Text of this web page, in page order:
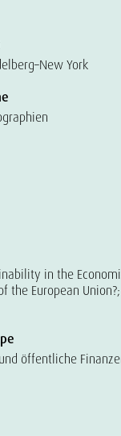
York
in the
the European
öffentliche